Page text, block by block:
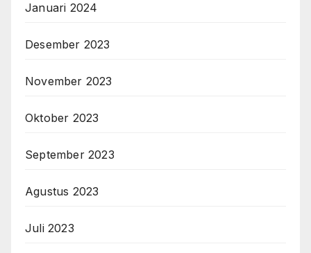
Januari 2024
Desember 2023
November 2023
Oktober 2023
September 2023
Agustus 2023
Juli 2023